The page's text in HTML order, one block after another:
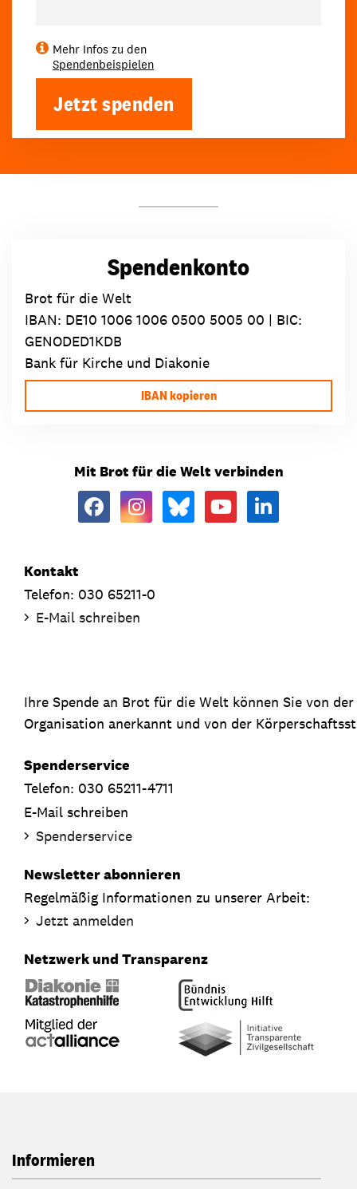
Mehr Infos zu den
Spendenbeispielen
Jetzt spenden
Spendenkonto
Brot für die Welt
IBAN: DE10 1006 1006 0500 5005 00 | BIC:
GENODED1KDB
Bank für Kirche und Diakonie
IBAN kopieren
Mit Brot für die Welt verbinden
Kontakt
Telefon: 030 65211-0
E-Mail schreiben
Ihre Spende an Brot für die Welt können Sie von
Organisation anerkannt und von der
Spenderservice
Telefon: 030 65211-4711
E-Mail schreiben
Spenderservice
Newsletter abonnieren
Regelmäßig Informationen zu unserer Arbeit:
Jetzt anmelden
Netzwerk und Transparenz
Informieren